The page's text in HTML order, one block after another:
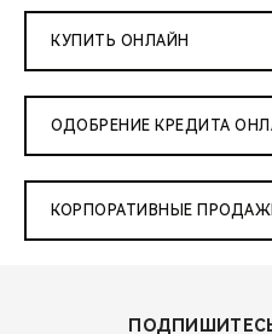
КУПИТЬ ОНЛАЙН
ОДОБРЕНИЕ КРЕДИТА
КОРПОРАТИВНЫЕ